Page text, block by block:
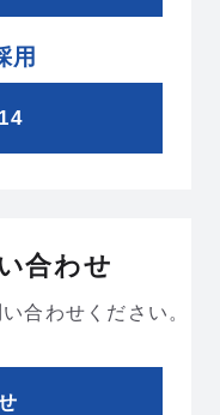
用
合わせ
合わせください。
外勤務
あるご質問